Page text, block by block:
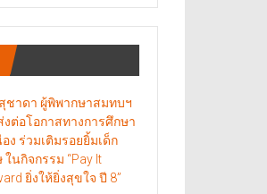
ชาดา ผู้พิพากษาสมทบฯ
งต่อโอกาสทางการศึกษา
อง ร่วมเติมรอยยิ้มเด็ก
ในกิจกรรม “Pay It
ยิ่งให้ยิ่งสุขใจ ปี 8”